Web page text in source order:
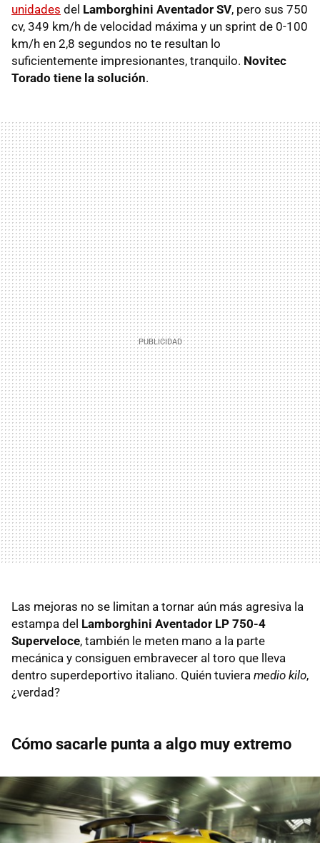
unidades del Lamborghini Aventador SV, pero sus 750
cv, 349 km/h de velocidad máxima y un sprint de 0-100
km/h en 2,8 segundos no te resultan lo
suficientemente impresionantes, tranquilo. Novitec
Torado tiene la solución.
Las mejoras no se limitan a tornar aún más agresiva la
estampa del Lamborghini Aventador LP 750-4
Superveloce, también le meten mano a la parte
mecánica y consiguen embravecer al toro que lleva
dentro superdeportivo italiano. Quién tuviera medio kilo,
¿verdad?
Cómo sacarle punta a algo muy extremo